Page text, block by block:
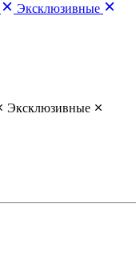
Эксклюзивные
Эксклюзивные